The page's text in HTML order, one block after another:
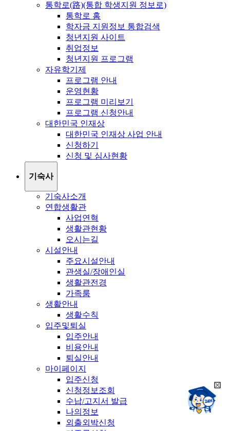
통학로(路)(통합 학생지원 정보로)
통학로 홈
학자금 지원정보 통합검색
청년지원 사이트
취업정보
청년지원 프로그램
자유학기제
프로그램 안내
운영현황
프로그램 미리보기
프로그램 신청안내
대한민국 인재상
대한민국 인재상 사업 안내
신청하기
신청 및 심사현황
기숙사
기숙사소개
연합생활관
사업연혁
생활관현황
오시는길
시설안내
주요시설안내
관생실/장애인실
생활관전경
가족룸
생활안내
생활수칙
입주및퇴실
입주안내
비용안내
퇴실안내
마이페이지
입주신청
신청정보조회
수납/고지서 발급
나의정보
외출외박신청
챗봇상담:
24시
채팅상담:
9시~18시
희